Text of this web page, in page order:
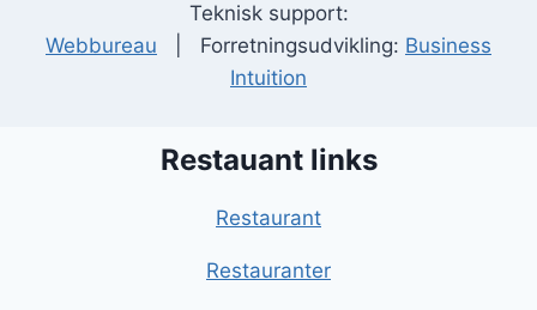
Teknisk support:
Webbureau | Forretningsudvikling: Business
Intuition
Restauant links
Restaurant
Restauranter